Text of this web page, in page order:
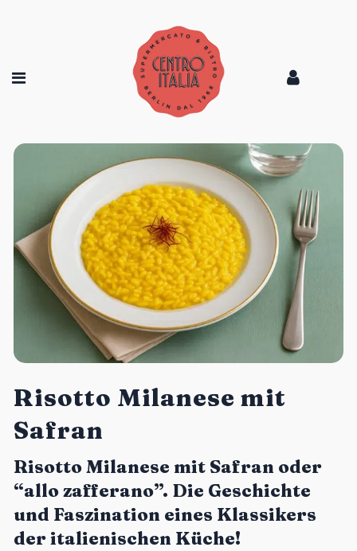
Risotto Milanese mit
Safran
Risotto Milanese mit Safran oder
“allo zafferano”. Die Geschichte
und Faszination eines Klassikers
der italienischen Küche!